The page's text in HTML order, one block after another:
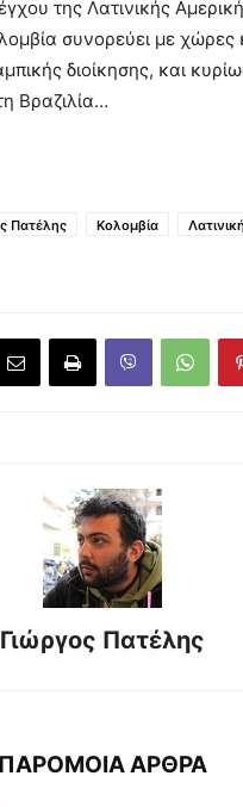
της Λατινικής
συνορεύει με χώρες
διοίκησης, και
Βραζιλία…
Πατέλης Κολομβία
Γιώργος Πατέλης
ΠΑΡΟΜΟΙΑ ΑΡΘΡΑ